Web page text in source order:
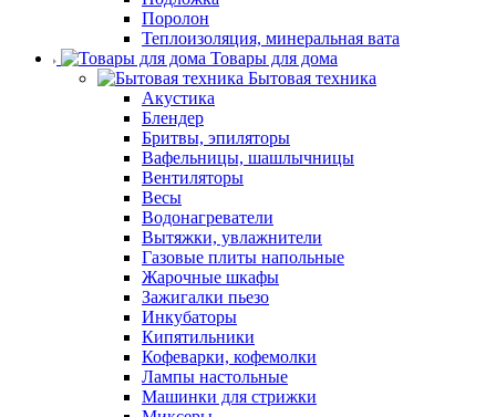
Поролон
Теплоизоляция, минеральная вата
Товары для дома
Бытовая техника
Акустика
Блендер
Бритвы, эпиляторы
Вафельницы, шашлычницы
Вентиляторы
Весы
Водонагреватели
Вытяжки, увлажнители
Газовые плиты напольные
Жарочные шкафы
Зажигалки пьезо
Инкубаторы
Кипятильники
Кофеварки, кофемолки
Лампы настольные
Машинки для стрижки